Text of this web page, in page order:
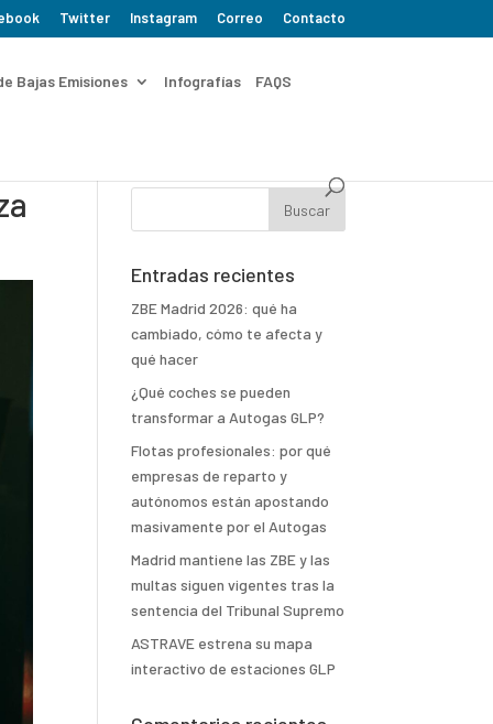
Twitter Instagram Correo Contacto
Bajas Emisiones Infografías FAQS
Entradas recientes
ZBE Madrid 2026: qué ha
cambiado, cómo te afecta y
qué hacer
¿Qué coches se pueden
transformar a Autogas GLP?
Flotas profesionales: por qué
empresas de reparto y
autónomos están apostando
masivamente por el Autogas
Madrid mantiene las ZBE y las
multas siguen vigentes tras la
sentencia del Tribunal Supremo
ASTRAVE estrena su mapa
interactivo de estaciones GLP